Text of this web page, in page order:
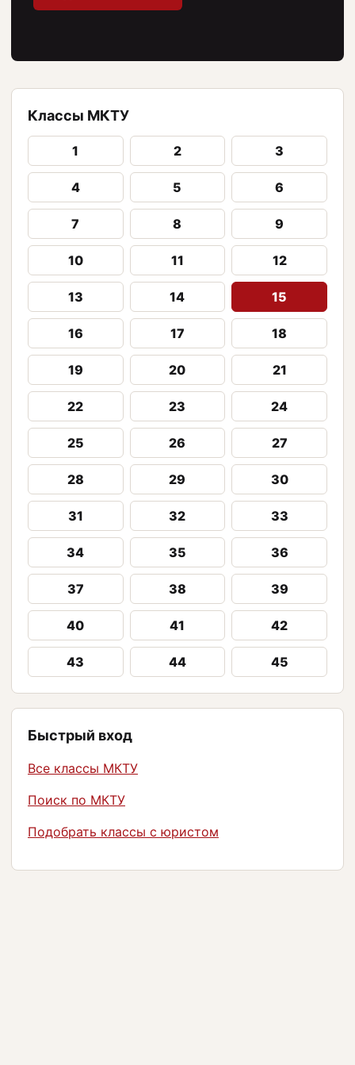
Классы МКТУ
1 2 3
4 5 6
7 8 9
10 11 12
13 14 15
16 17 18
19 20 21
22 23 24
25 26 27
28 29 30
31 32 33
34 35 36
37 38 39
40 41 42
43 44 45
Быстрый вход
Все классы МКТУ
Поиск по МКТУ
Подобрать классы с юристом